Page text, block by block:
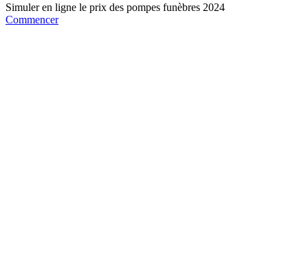
Simuler en ligne le prix des pompes funèbres 2024
Commencer